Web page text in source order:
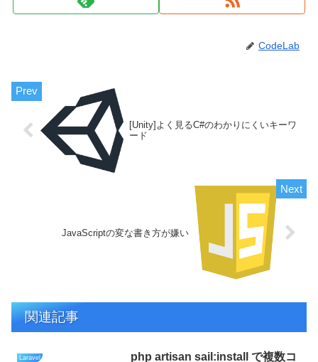
CodeLab
[Unity]よく見るC#のわかりにくいキーワ
ード
JavaScriptの変な書き方が嫌い
関連記事
Laravel php artisan sail:install で複数コ